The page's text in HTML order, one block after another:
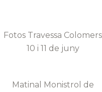
Fotos Travessa Colomers
10 i 11 de juny
Matinal Monistrol de